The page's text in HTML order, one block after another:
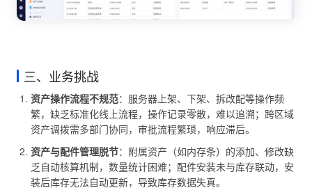
三、业务挑战
资产操作流程不规范：服务器上架、下架、拆改配等操作频
繁，缺乏标准化线上流程，操作记录零散，难以追溯；跨区域
资产调拨需多部门协同，审批流程繁琐，响应滞后。
资产与配件管理脱节：附属资产（如内存条）的添加、修改缺
乏自动核算机制，数量统计困难；配件安装未与库存联动，安
装后库存无法自动更新，导致库存数据失真。